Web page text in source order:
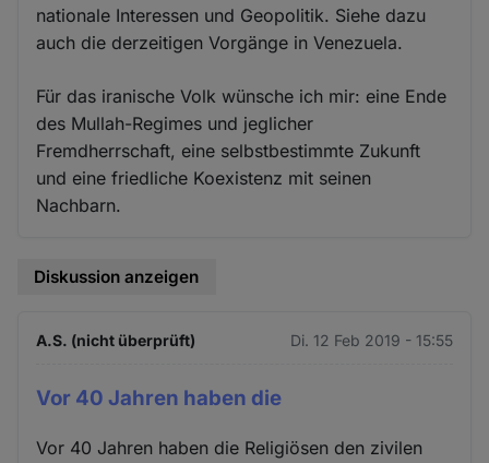
nationale Interessen und Geopolitik. Siehe dazu
auch die derzeitigen Vorgänge in Venezuela.
Für das iranische Volk wünsche ich mir: eine Ende
des Mullah-Regimes und jeglicher
Fremdherrschaft, eine selbstbestimmte Zukunft
und eine friedliche Koexistenz mit seinen
Nachbarn.
Diskussion anzeigen
A.S. (nicht überprüft) Di. 12 Feb 2019 - 15:55
Vor 40 Jahren haben die
Vor 40 Jahren haben die Religiösen den zivilen